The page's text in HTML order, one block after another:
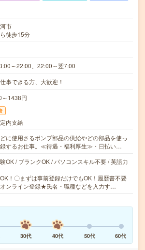
市
徒歩15分
～22:00、22:00～翌7:00
事できる方、大歓迎！
1438円
内支給
に使用さるポンプ部品の供給やどの部品を使っ
するお仕事。≪待遇・福利厚生≫・日払い…
OK / ブランクOK / パソコンスキル不要 / 英語力
！〇まずは事前登録だけでもOK！履歴書不要
ンライン登録★氏名・職種などを入力す…
30代 40代 50代 60代